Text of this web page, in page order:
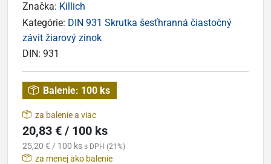
Značka: Killich
Kategórie: DIN 931 Skrutka šesťhranná čiastočný
závit žiarový zinok
DIN: 931
Balenie: 100 ks
za balenie a viac
20,83 € / 100 ks
25,20 € / 100 ks s DPH (21%)
za menej ako balenie